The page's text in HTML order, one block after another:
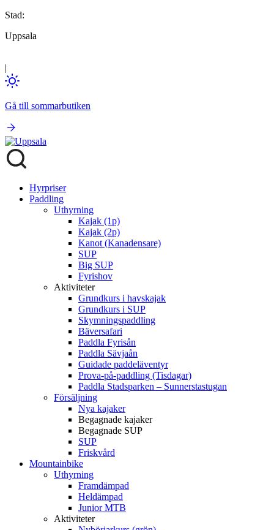
Stad:
Uppsala
|
Gå till sommarbutiken
Hyrpriser
Paddling
Uthyrning
Kajak (1p)
Kajak (2p)
Kanot (Kanadensare)
SUP
Big SUP
Fyrishov
Aktiviteter
Grundkurs i havskajak
Grundkurs i SUP
Skymningspaddling
Bäversafari
Paddla Fyrisån
Paddla Sävjaån
Guidade paddeläventyr
Prova-på-paddling (Tisdagar)
Paddla Stadsparken – Sunnerstastugan
Försäljning
Nya kajaker
Begagnade kajaker
Begagnade SUP
SUP
Friskvård
Mountainbike
Uthyrning
Framdämpad
Heldämpad
Junior MTB
Aktiviteter